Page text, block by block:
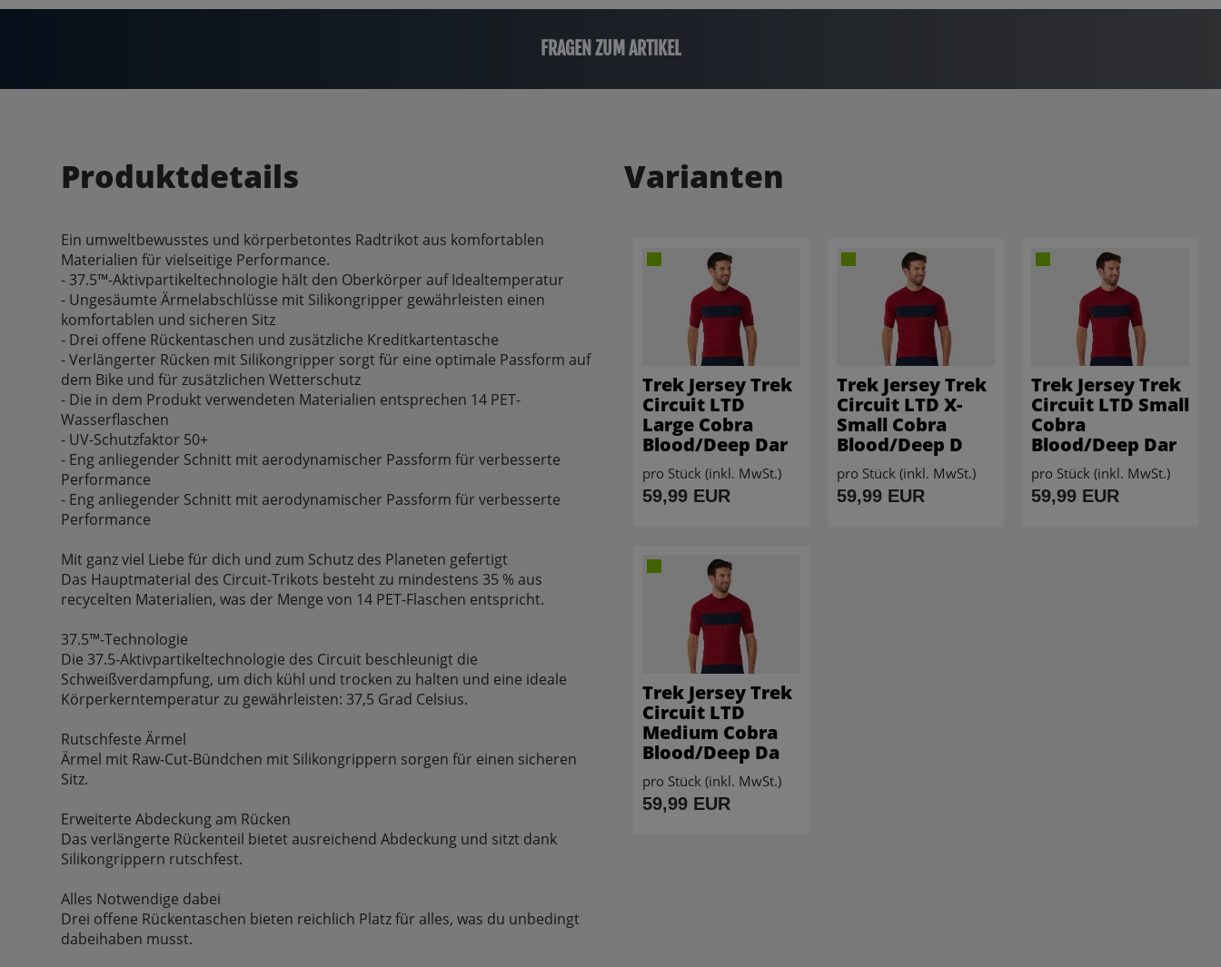
FRAGEN ZUM ARTIKEL
Produktdetails
Ein umweltbewusstes und körperbetontes Radtrikot aus komfortablen
Materialien für vielseitige Performance.
- 37.5™-Aktivpartikeltechnologie hält den Oberkörper auf Idealtemperatur
- Ungesäumte Ärmelabschlüsse mit Silikongripper gewährleisten einen
komfortablen und sicheren Sitz
- Drei offene Rückentaschen und zusätzliche Kreditkartentasche
- Verlängerter Rücken mit Silikongripper sorgt für eine optimale Passform auf
dem Bike und für zusätzlichen Wetterschutz
- Die in dem Produkt verwendeten Materialien entsprechen 14 PET-
Wasserflaschen
- UV-Schutzfaktor 50+
- Eng anliegender Schnitt mit aerodynamischer Passform für verbesserte
Performance
- Eng anliegender Schnitt mit aerodynamischer Passform für verbesserte
Performance
Mit ganz viel Liebe für dich und zum Schutz des Planeten gefertigt
Das Hauptmaterial des Circuit-Trikots besteht zu mindestens 35 % aus
recycelten Materialien, was der Menge von 14 PET-Flaschen entspricht.
37.5™-Technologie
Die 37.5-Aktivpartikeltechnologie des Circuit beschleunigt die
Schweißverdampfung, um dich kühl und trocken zu halten und eine ideale
Körperkerntemperatur zu gewährleisten: 37,5 Grad Celsius.
Rutschfeste Ärmel
Ärmel mit Raw-Cut-Bündchen mit Silikongrippern sorgen für einen sicheren
Sitz.
Erweiterte Abdeckung am Rücken
Das verlängerte Rückenteil bietet ausreichend Abdeckung und sitzt dank
Silikongrippern rutschfest.
Alles Notwendige dabei
Drei offene Rückentaschen bieten reichlich Platz für alles, was du unbedingt
dabeihaben musst.
Varianten
Trek Jersey Trek
Circuit LTD
Large Cobra
Blood/Deep Dar
pro Stück (inkl. MwSt.)
59,99 EUR
Trek Jersey Trek
Circuit LTD X-
Small Cobra
Blood/Deep D
pro Stück (inkl. MwSt.)
59,99 EUR
Trek Jersey Trek
Circuit LTD Small
Cobra
Blood/Deep Dar
pro Stück (inkl. MwSt.)
59,99 EUR
Trek Jersey Trek
Circuit LTD
Medium Cobra
Blood/Deep Da
pro Stück (inkl. MwSt.)
59,99 EUR